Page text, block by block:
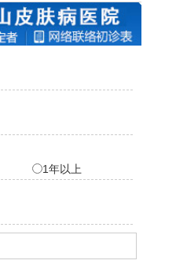
1年以上